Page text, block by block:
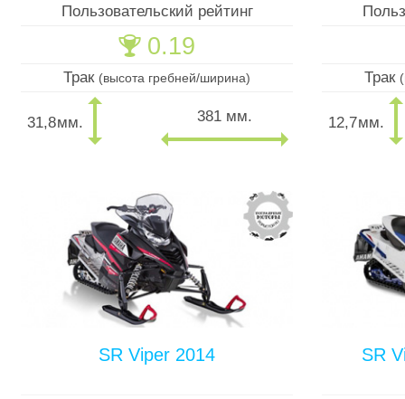
Пользовательский рейтинг
🏆 0.19
Трак (высота гребней/ширина)
31,8мм. 381 мм.
Трак
12,7мм.
SR Viper 2014 SR